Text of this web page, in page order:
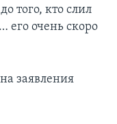
того, кто слил
очень скоро
заявления